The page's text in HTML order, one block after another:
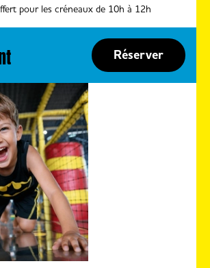
pour les créneaux de 10h à 12h
Réserver